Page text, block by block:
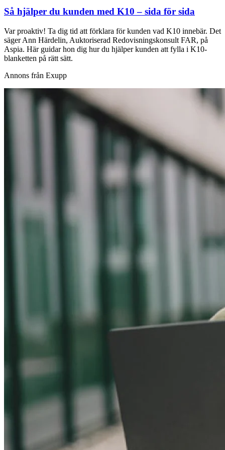
Så hjälper du kunden med K10 – sida för sida
Var proaktiv! Ta dig tid att förklara för kunden vad K10 innebär. Det
säger Ann Härdelin, Auktoriserad Redovisningskonsult FAR, på
Aspia. Här guidar hon dig hur du hjälper kunden att fylla i K10-
blanketten på rätt sätt.
Annons från Exupp